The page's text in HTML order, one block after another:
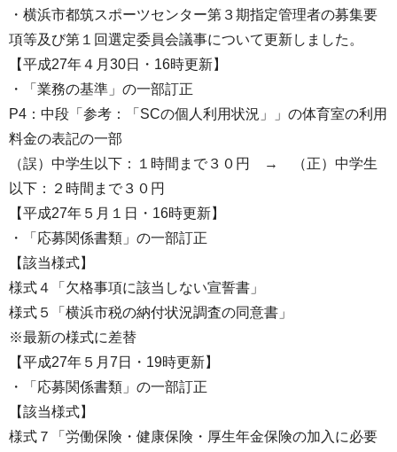
・横浜市都筑スポーツセンター第３期指定管理者の募集要
項等及び第１回選定委員会議事について更新しました。
【平成27年４月30日・16時更新】
・「業務の基準」の一部訂正
P4：中段「参考：「SCの個人利用状況」」の体育室の利用
料金の表記の一部
（誤）中学生以下：１時間まで３０円 → （正）中学生
以下：２時間まで３０円
【平成27年５月１日・16時更新】
・「応募関係書類」の一部訂正
【該当様式】
様式４「欠格事項に該当しない宣誓書」
様式５「横浜市税の納付状況調査の同意書」
※最新の様式に差替
【平成27年５月7日・19時更新】
・「応募関係書類」の一部訂正
【該当様式】
様式７「労働保険・健康保険・厚生年金保険の加入に必要